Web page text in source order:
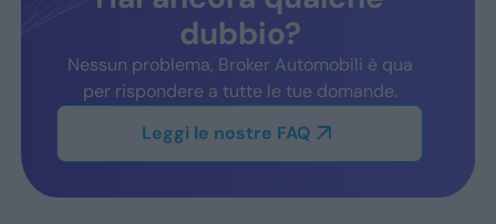
dubbio?
Nessun problema, Broker Automobili è qua
per rispondere a tutte le tue domande.
Leggi le nostre FAQ